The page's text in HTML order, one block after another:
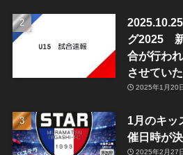
グ2025
合が行わ
させてい
2025年1月20
1月のキッ
催日時が
2025年2月27